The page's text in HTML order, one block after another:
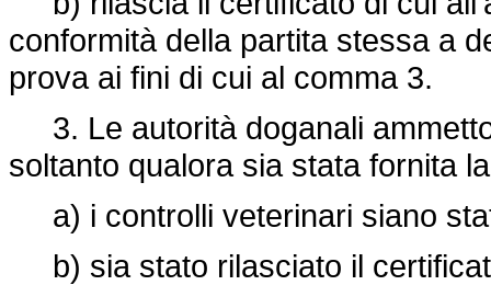
conformità della partita stessa a
prova ai fini di cui al comma 3.
3. Le autorità doganali
soltanto qualora sia stata fornita
a) i controlli veterinari siano
b) sia stato rilasciato il